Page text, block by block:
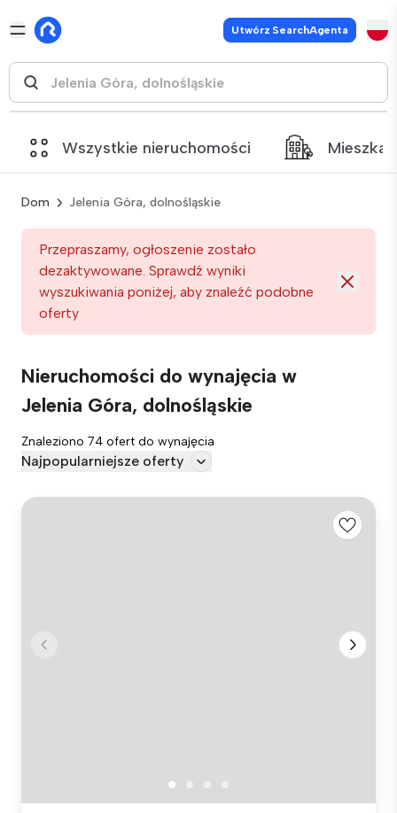
Utwórz SearchAgenta
Wszystkie nieruchomości
Dom Jelenia Góra, dolnośląskie
Przepraszamy, ogłoszenie zostało
dezaktywowane. Sprawdź wyniki
wyszukiwania poniżej, aby znaleźć podobne
oferty
Nieruchomości do wynajęcia w
Jelenia Góra, dolnośląskie
Znaleziono 74 ofert do wynajęcia
Najpopularniejsze oferty